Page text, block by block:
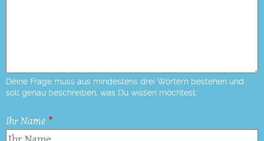
Deine Frage muss aus mindestens drei Wörtern bestehen und
soll genau beschreiben, was Du wissen möchtest.
Ihr Name